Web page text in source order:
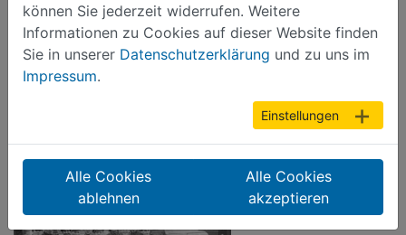
können Sie jederzeit widerrufen. Weitere
Informationen zu Cookies auf dieser Website finden
Sie in unserer Datenschutzerklärung und zu uns im
Impressum.
Einstellungen
Alle Cookies
ablehnen
Alle Cookies
akzeptieren